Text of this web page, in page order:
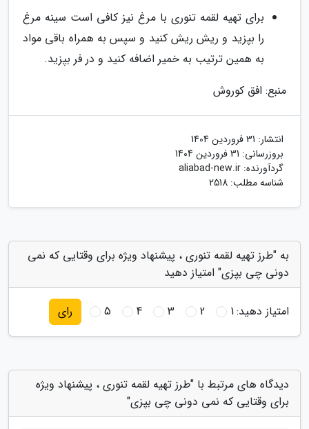
برای تهیه لقمه تنوری با مرغ نیز کافی است سینه مرغ
را بپزید و ریش ریش کنید و سپس به همراه باقی مواد
به همین ترتیب به خمیر اضافه کنید و در فر بپزید.
منبع: افق کوروش
انتشار: 31 فروردین 1404
بروزرسانی: 31 فروردین 1404
گردآورنده: aliabad-new.ir
شناسه مطلب: 2518
به "طرز تهیه لقمه تنوری ، پیشنهاد ویژه برای وقتایی که نمی
دونی چی بپزی" امتیاز دهید
امتیاز دهید:1
2
3
4
5 رای
دیدگاه های مرتبط با "طرز تهیه لقمه تنوری ، پیشنهاد ویژه
برای وقتایی که نمی دونی چی بپزی"